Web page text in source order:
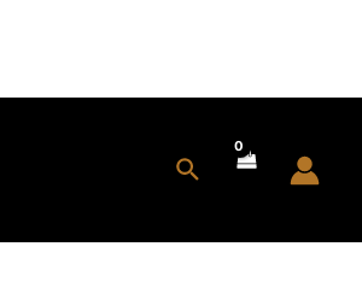
Rechercher